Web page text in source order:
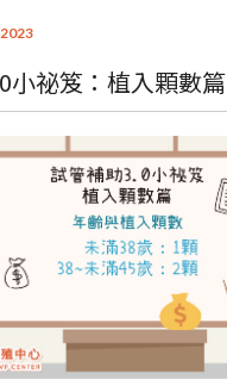
2023
小祕笈：植入顆數篇